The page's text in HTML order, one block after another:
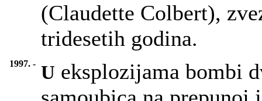
(Claudette Colbert),
tridesetih godina.
1997. - U eksplozijama bombi